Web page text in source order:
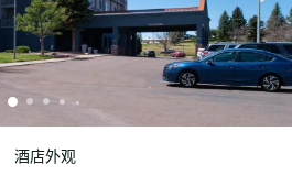
酒店外观